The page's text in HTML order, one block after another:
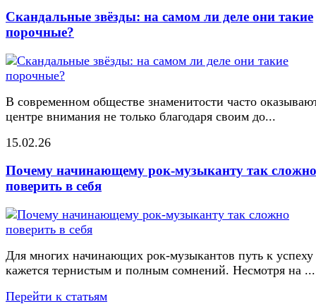
Скандальные звёзды: на самом ли деле они такие
порочные?
В современном обществе знаменитости часто
центре внимания не только благодаря своим до...
15.02.26
Почему начинающему рок-музыканту так сложно
поверить в себя
Для многих начинающих рок-музыкантов путь к успеху
кажется тернистым и полным сомнений. Несмотря на ...
Перейти к статьям